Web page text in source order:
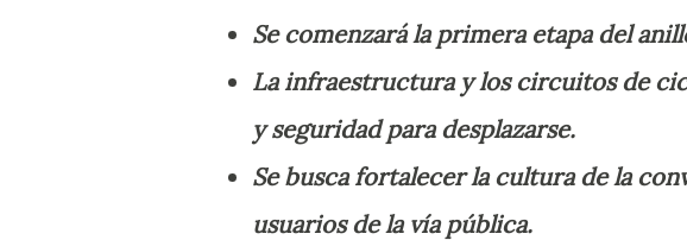
Se comenzará la primera etapa del
La infraestructura y los circuitos de
y seguridad para desplazarse.
Se busca fortalecer la cultura de la
usuarios de la vía pública.